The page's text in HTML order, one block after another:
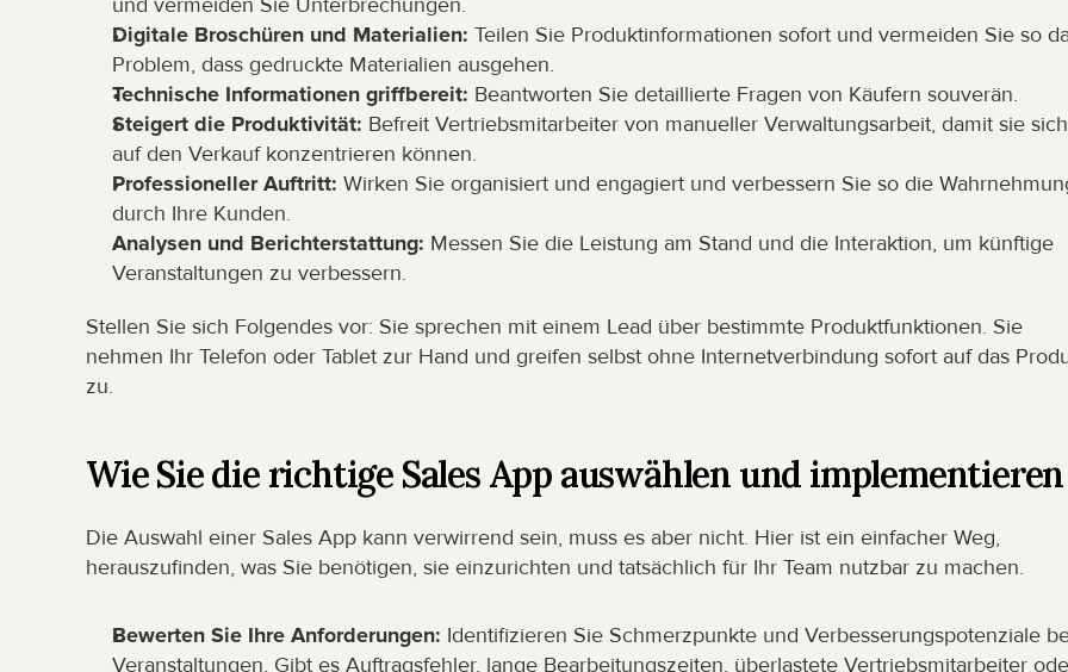
und vermeiden Sie Unterbrechungen.
Digitale Broschüren und Materialien: Teilen Sie Produktinformationen sofort und vermeiden Sie so
Problem, dass gedruckte Materialien ausgehen.
Technische Informationen griffbereit: Beantworten Sie detaillierte Fragen von Käufern souverän.
Steigert die Produktivität: Befreit Vertriebsmitarbeiter von manueller Verwaltungsarbeit, damit sie sich
auf den Verkauf konzentrieren können.
Professioneller Auftritt: Wirken Sie organisiert und engagiert und verbessern Sie so die
durch Ihre Kunden.
Analysen und Berichterstattung: Messen Sie die Leistung am Stand und die Interaktion, um künftige
Veranstaltungen zu verbessern.
Stellen Sie sich Folgendes vor: Sie sprechen mit einem Lead über bestimmte Produktfunktionen. Sie
nehmen Ihr Telefon oder Tablet zur Hand und greifen selbst ohne Internetverbindung sofort auf das
zu.
Wie Sie die richtige Sales App auswählen und implementieren
Die Auswahl einer Sales App kann verwirrend sein, muss es aber nicht. Hier ist ein einfacher Weg,
herauszufinden, was Sie benötigen, sie einzurichten und tatsächlich für Ihr Team nutzbar zu machen.
Bewerten Sie Ihre Anforderungen: Identifizieren Sie Schmerzpunkte und Verbesserungspotenziale
Veranstaltungen. Gibt es Auftragsfehler, lange Bearbeitungszeiten, überlastete Vertriebsmitarbeiter